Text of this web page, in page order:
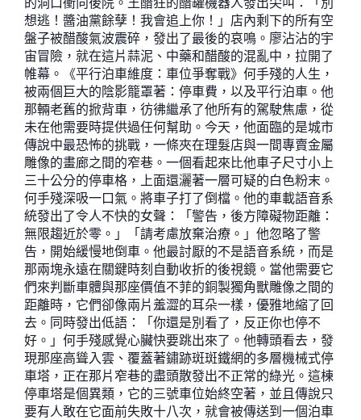
想逃！醬油黨餘孽！我會追上你！」店內剩下的所有空
盤子被醋酸氣波震碎，發出了最後的哀鳴。廖沾沾的宇
宙冒險，就在這片蒜泥、中藥和醋酸的混亂中，拉開了
帷幕。《平行泊車維度：車位爭奪戰》何手殘的人生，
被兩個巨大的陰影籠罩著：停車費，以及平行泊車。他
那輛老舊的掀背車，彷彿繼承了他所有的駕駛焦慮，從
未在他需要時提供過任何幫助。今天，他面臨的是城市
傳說中最恐怖的挑戰，一條夾在理髮店與一間專賣金屬
雕像的畫廊之間的窄巷。一個看起來比他車子尺寸小上
三十公分的停車格，上面還灑著一層可疑的白色粉末。
何手殘深吸一口氣。將車子打了倒檔。他的車載語音系
統發出了令人不快的女聲：「警告，後方障礙物距離：
無限趨近於零。」「請考慮放棄治療。」他忽略了警
告，開始緩慢地倒車。他最討厭的不是語音系統，而是
那兩塊永遠在關鍵時刻自動收折的後視鏡。當他需要它
們來判斷車體與那座價值不菲的銅製獨角獸雕像之間的
距離時，它們卻像兩片羞澀的耳朵一樣，優雅地縮了回
去。同時發出低語：「你還是別看了，反正你也停不
好。」何手殘感覺心臟快要跳出來了。他轉頭看去，發
現那座高聳入雲、覆蓋著鏽跡斑斑鐵網的多層機械式停
車塔，正在那片窄巷的盡頭散發出不正常的綠光。這棟
停車塔是個異類，它的三號車位始終空著，並且傳說只
要有人敢在它面前失敗十八次，就會被傳送到一個泊車